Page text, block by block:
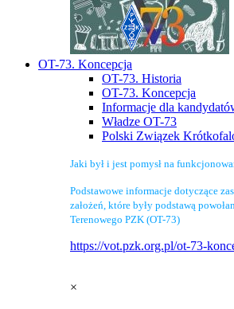
OT-73. Koncepcja
OT-73. Historia
OT-73. Koncepcja
Informacje dla
Władze OT-73
Polski Związek
Jaki był i jest pomysł na
Podstawowe informacje dotyczące
założeń, które były podstawą
Terenowego PZK (OT-73)
https://vot.pzk.org.pl/ot-73-
×